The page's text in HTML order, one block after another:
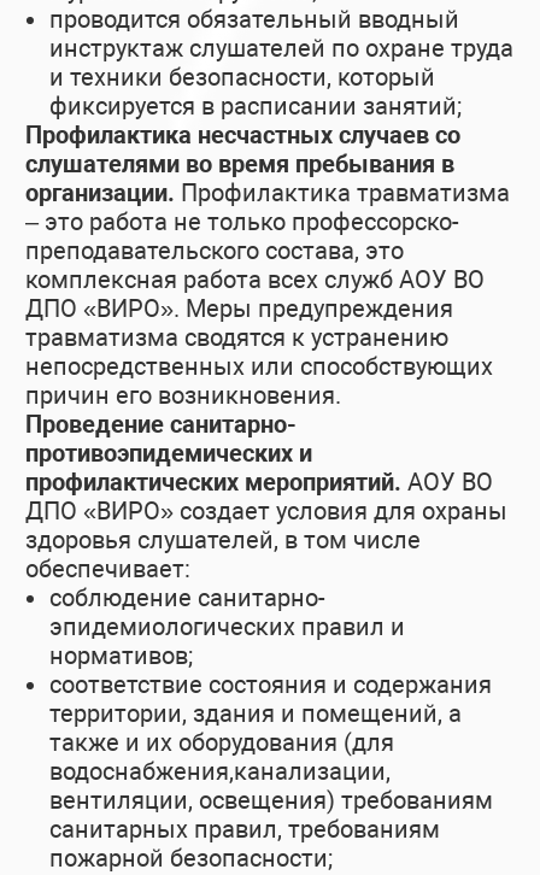
проводится обязательный вводный
инструктаж слушателей по охране труда
и техники безопасности, который
фиксируется в расписании занятий;
Профилактика несчастных случаев со
слушателями во время пребывания в
организации. Профилактика травматизма
– это работа не только профессорско-
преподавательского состава, это
комплексная работа всех служб АОУ ВО
ДПО «ВИРО». Меры предупреждения
травматизма сводятся к устранению
непосредственных или способствующих
причин его возникновения.
Проведение санитарно-
противоэпидемических и
профилактических мероприятий. АОУ ВО
ДПО «ВИРО» создает условия для охраны
здоровья слушателей, в том числе
обеспечивает:
соблюдение санитарно-
эпидемиологических правил и
нормативов;
соответствие состояния и содержания
территории, здания и помещений, а
также и их оборудования (для
водоснабжения,канализации,
вентиляции, освещения) требованиям
санитарных правил, требованиям
пожарной безопасности;